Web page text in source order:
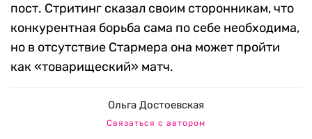
пост. Стритинг сказал своим сторонникам, что
конкурентная борьба сама по себе необходима,
но в отсутствие Стармера она может пройти
как «товарищеский» матч.
Ольга Достоевская
Связаться с автором